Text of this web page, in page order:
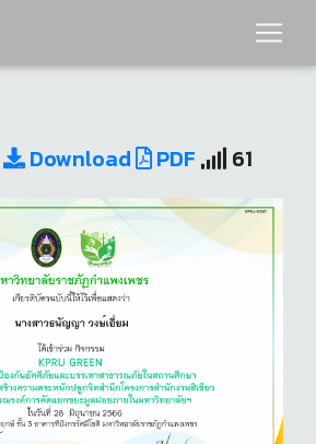
Download PDF 61